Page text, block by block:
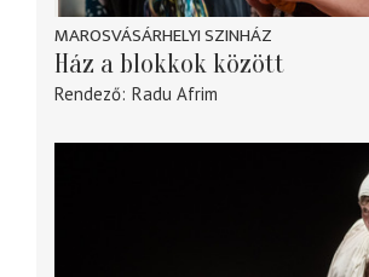
MAROSVÁSÁRHELYI SZINHÁZ
Ház a blokkok között
Rendező Radu Afrim